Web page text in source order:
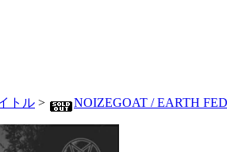
トル > NOIZEGOAT / EARTH